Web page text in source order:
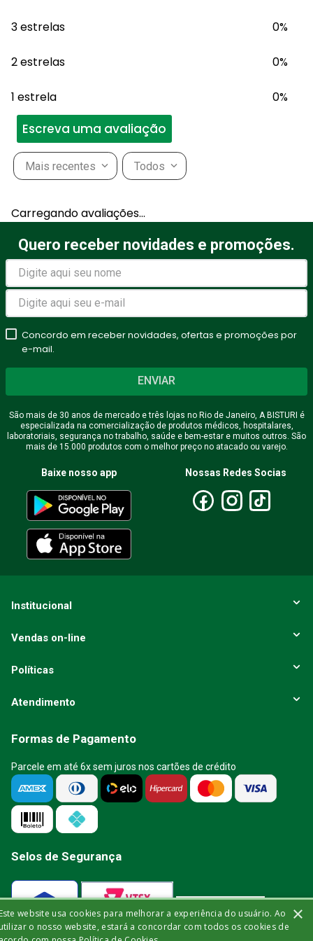
3 estrelas 0%
2 estrelas 0%
1 estrela 0%
Escreva uma avaliação
Avalie o produto de 1 a 5
estrelas
★★★★★
Seu nome
Endereço de email
Escreva uma avaliação
ENVIAR AVALIAÇÃO
Mais recentes Todos
Carregando avaliações…
Quero receber novidades e promoções.
Concordo em receber novidades, ofertas e promoções por
e-mail.
ENVIAR
São mais de 30 anos de mercado e três lojas no Rio de Janeiro, A BISTURI é
especializada na comercialização de produtos médicos, hospitalares,
laboratoriais, segurança no trabalho, saúde e bem-estar e muitos outros. São
mais de 15.000 produtos com o melhor preço no atacado ou varejo.
Baixe nosso app Nossas Redes Socias
Institucional
Vendas on-line
Políticas
Atendimento
Formas de Pagamento
Parcele em até 6x sem juros nos cartões de crédito
Selos de Segurança
Verificada por ×
website usa cookies para melhorar a experiência do usuário. Ao
o nosso website, estará a concordar com todos os cookies de